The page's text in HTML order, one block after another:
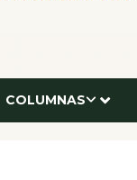
COLUMNAS